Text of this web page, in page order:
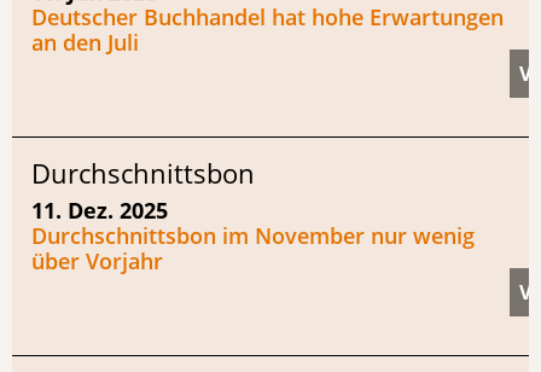
Deutscher Buchhandel hat hohe Erwartungen
an den Juli
Durchschnittsbon
11. Dez. 2025
Durchschnittsbon im November nur wenig
über Vorjahr